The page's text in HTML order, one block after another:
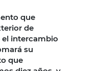
que
de
intercambio
su
que